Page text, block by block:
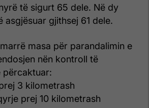
të sigurt 65 dele. Në dy
asgjësuar gjithsej 61 dele.
masa për parandalimin e
nën kontroll të
përcaktuar:
3 kilometrash
prej 10 kilometrash